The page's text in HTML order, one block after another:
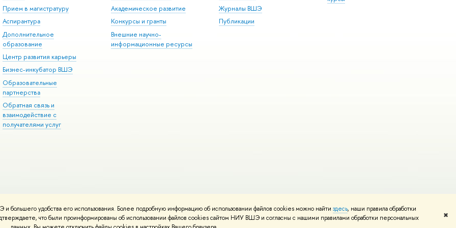
удобства его использования. Более подробную информацию об использовании файлов cookies можно найти здесь, наши правила обработки
что были проинформированы об использовании файлов cookies сайтом НИУ ВШЭ и согласны с нашими правилами обработки персональных
✖
Прием в магистратуру
Аспирантура
Дополнительное
образование
Центр развития карьеры
Бизнес-инкубатор ВШЭ
Образовательные
партнерства
Обратная связь и
взаимодействие с
получателями услуг
Академическое развитие
Конкурсы и гранты
Внешние научно-
информационные ресурсы
Журналы ВШЭ
Публикации
Редактору
Условия использования материалов Политика конфиденциальности Карта сайта
вШколе дизайна НИУ ВШЭ